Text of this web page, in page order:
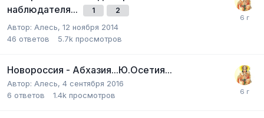
наблюдателя...
1 2
Автор: Алесь, 12 ноября 2014
46 ответов 5.7k просмотров
Новороссия - Абхазия...Ю.Осетия...
Автор: Алесь, 4 сентября 2016
6 ответов 1.4k просмотров